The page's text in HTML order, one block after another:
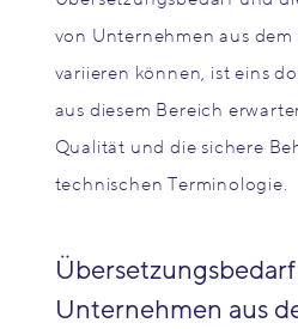
von Unternehmen aus
variieren können, ist eins
aus diesem Bereich
Qualität und die sichere
technischen Terminologie.
Unternehmen aus